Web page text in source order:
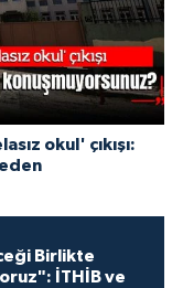
okul' çıkışı:
Birlikte
İTHİB ve